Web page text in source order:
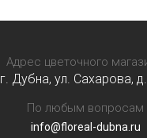
Адрес цветочного
г. Дубна, ул. Сахарова,
По любым вопросам
info@floreal-dubna.ru